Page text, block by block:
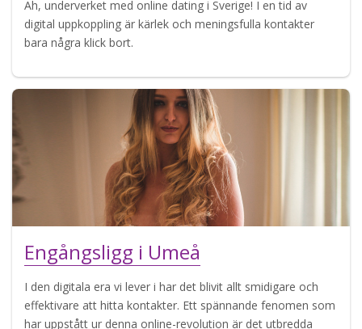
Ah, underverket med online dating i Sverige! I en tid av
digital uppkoppling är kärlek och meningsfulla kontakter
bara några klick bort.
Engångsligg i Umeå
I den digitala era vi lever i har det blivit allt smidigare och
effektivare att hitta kontakter. Ett spännande fenomen som
har uppstått ur denna online-revolution är det utbredda